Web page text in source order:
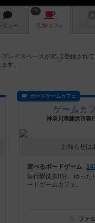
ビュー
36
店舗/カフェ
レイスペースが36店登録され
す。
ボードゲームカフェ
ゲームカ
神奈川県藤沢市善
お知らせは
遊べるボードゲーム
善行駅徒歩0分。ゆった
ードゲームカフェ。
フォ